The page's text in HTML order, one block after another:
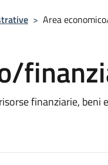
> Area
finanziarie, beni